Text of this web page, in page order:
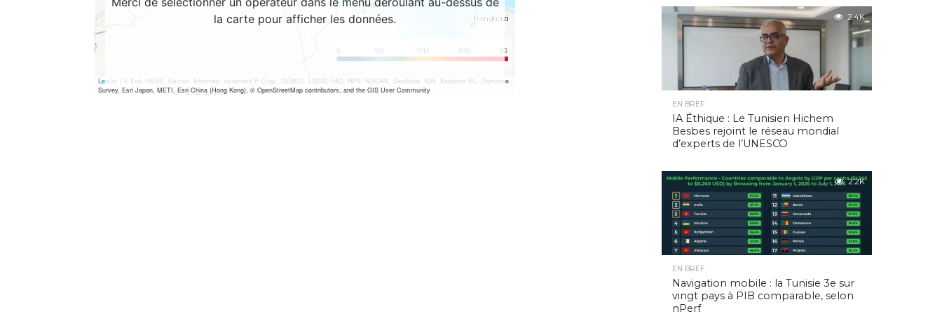
2.4K
EN BREF
IA Éthique : Le Tunisien Hichem
Besbes rejoint le réseau mondial
d’experts de l’UNESCO
2.2K
EN BREF
Navigation mobile : la Tunisie 3e sur
vingt pays à PIB comparable, selon
nPerf